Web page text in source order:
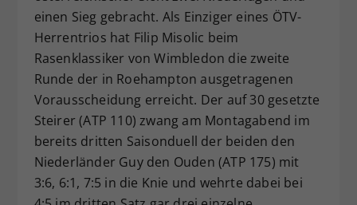
einen Sieg gebracht. Als Einziger eines ÖTV-
Herrentrios hat Filip Misolic beim
Rasenklassiker von Wimbledon die zweite
Runde der in Roehampton ausgetragenen
Vorausscheidung erreicht. Der auf 30 gesetzte
Steirer (ATP 110) zwang am Montagabend im
bereits dritten Saisonduell der beiden den
Niederländer Guy den Ouden (ATP 175) mit
3:6, 6:1, 7:5 in die Knie und wehrte dabei bei
Zweck
Dieser Wert speichert Ihre Consent-
Einstellungen. Unter anderem eine
zufällig generierte ID, für die
historische Speicherung Ihrer
vorgenommen Einstellungen, falls der
Webseiten-Betreiber dies eingestellt
hat.